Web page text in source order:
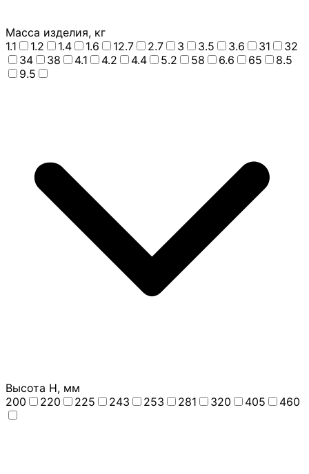
Масса изделия, кг
1.1
1.2 1.4 1.6 12.7 2.7 3 3.5 3.6 31
32
34
38 4.1 4.2 4.4 5.2 58 6.6 65
8.5
9.5
Высота H, мм
200
220 225 243 253 281 320 405 460